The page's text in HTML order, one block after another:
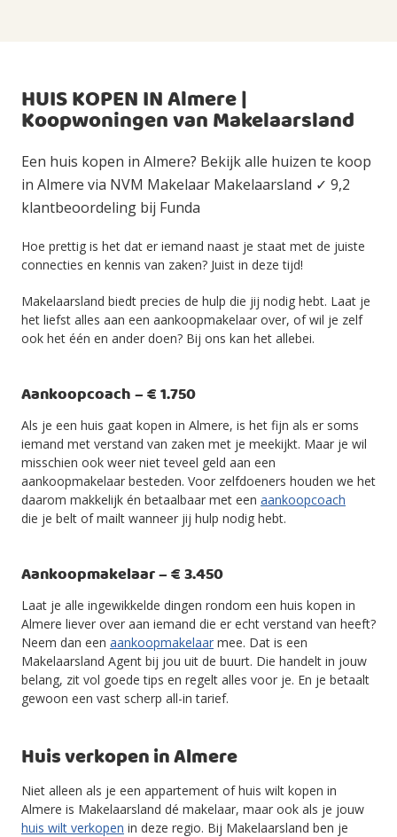
HUIS KOPEN IN Almere |
Koopwoningen van Makelaarsland
Een huis kopen in Almere? Bekijk alle huizen te koop
in Almere via NVM Makelaar Makelaarsland ✓ 9,2
klantbeoordeling bij Funda
Hoe prettig is het dat er iemand naast je staat met de juiste
connecties en kennis van zaken? Juist in deze tijd!
Makelaarsland biedt precies de hulp die jij nodig hebt. Laat je
het liefst alles aan een aankoopmakelaar over, of wil je zelf
ook het één en ander doen? Bij ons kan het allebei.
Aankoopcoach – € 1.750
Als je een huis gaat kopen in Almere, is het fijn als er soms
iemand met verstand van zaken met je meekijkt. Maar je wil
misschien ook weer niet teveel geld aan een
aankoopmakelaar besteden. Voor zelfdoeners houden we het
daarom makkelijk én betaalbaar met een aankoopcoach
die je belt of mailt wanneer jij hulp nodig hebt.
Aankoopmakelaar – € 3.450
Laat je alle ingewikkelde dingen rondom een huis kopen in
Almere liever over aan iemand die er echt verstand van heeft?
Neem dan een aankoopmakelaar mee. Dat is een
Makelaarsland Agent bij jou uit de buurt. Die handelt in jouw
belang, zit vol goede tips en regelt alles voor je. En je betaalt
gewoon een vast scherp all-in tarief.
Huis verkopen in Almere
Niet alleen als je een appartement of huis wilt kopen in
Almere is Makelaarsland dé makelaar, maar ook als je jouw
huis wilt verkopen in deze regio. Bij Makelaarsland ben je